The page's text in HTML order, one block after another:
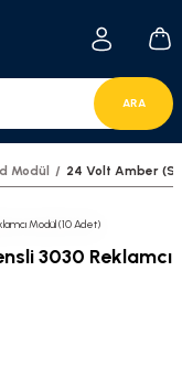
ARA
Modül 24 Volt Amber
3030 Reklamcı